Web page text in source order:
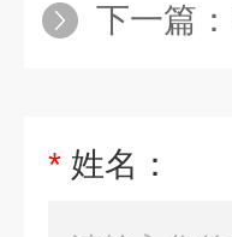
下一篇：
* 姓名：